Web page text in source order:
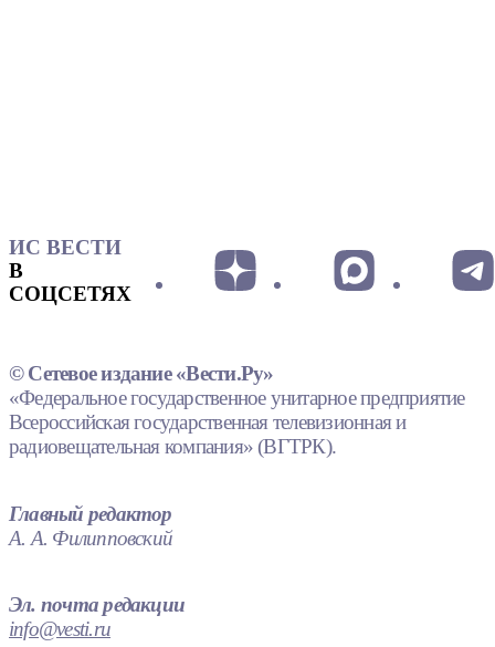
ИС ВЕСТИ
В
СОЦСЕТЯХ
© Сетевое издание «Вести.Ру»
«Федеральное государственное унитарное предприятие
Всероссийская государственная телевизионная и
радиовещательная компания» (ВГТРК).
Главный редактор
А. А. Филипповский
Эл. почта редакции
info@vesti.ru